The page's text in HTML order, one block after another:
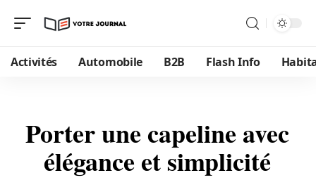
Activités Automobile B2B Flash Info
Porter une capeline avec
élégance et simplicité